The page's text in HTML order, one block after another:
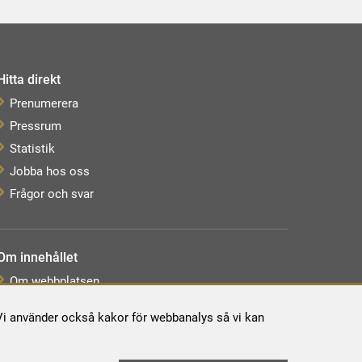
också kakor för webbanalys så vi kan
Hitta direkt
Prenumerera
Pressrum
Statistik
Jobba hos oss
Frågor och svar
innehållet
Om webbplatsen
Tillgänglighetsredogörelse